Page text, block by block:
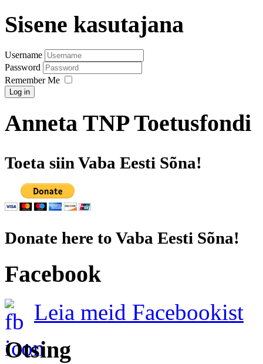
Sisene kasutajana
Username
Password
Remember Me
Log in
Anneta TNP Toetusfondi
Toeta siin Vaba Eesti Sõna!
Donate here to Vaba Eesti Sõna!
Facebook
Leia meid Facebookist
Otsing